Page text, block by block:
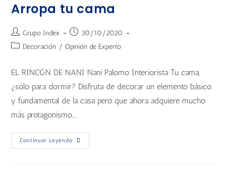
Arropa tu cama
Grupo Index
30/10/2020
Decoración / Opinión de Experto
EL RINCÓN DE NANI Nani Palomo Interiorista Tu cama,
¿sólo para dormir? Disfruta de decorar un elemento básico
y fundamental de la casa pero que ahora adquiere mucho
más protagonismo.…
Continuar Leyendo